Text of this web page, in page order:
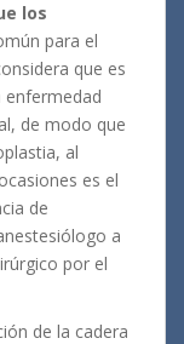
los
para el
que es
enfermedad
de modo que
al
es el
de
a
por el
de la cadera